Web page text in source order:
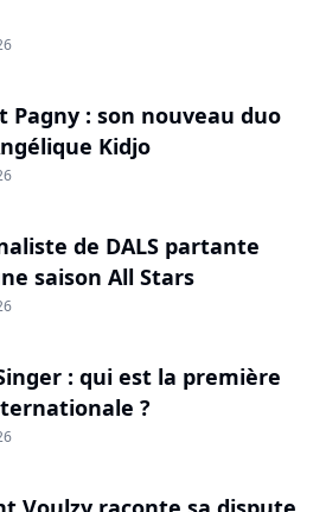
Pagny : son nouveau duo
Kidjo
de DALS partante
saison All Stars
: qui est la première
?